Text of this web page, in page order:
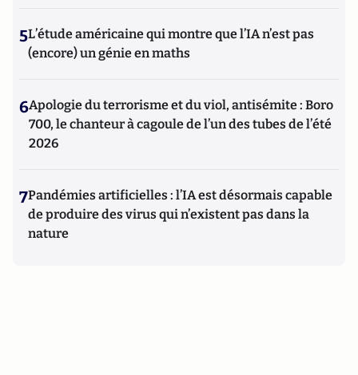
5L’étude américaine qui montre que l’IA n’est pas
(encore) un génie en maths
6Apologie du terrorisme et du viol, antisémite : Boro
700, le chanteur à cagoule de l’un des tubes de l’été
2026
7Pandémies artificielles : l’IA est désormais capable
de produire des virus qui n’existent pas dans la
nature